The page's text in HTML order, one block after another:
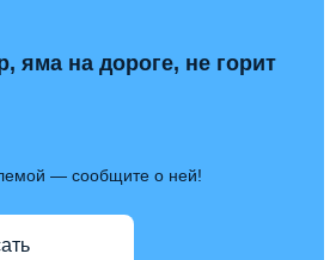
яма на дороге, не горит
— сообщите о ней!